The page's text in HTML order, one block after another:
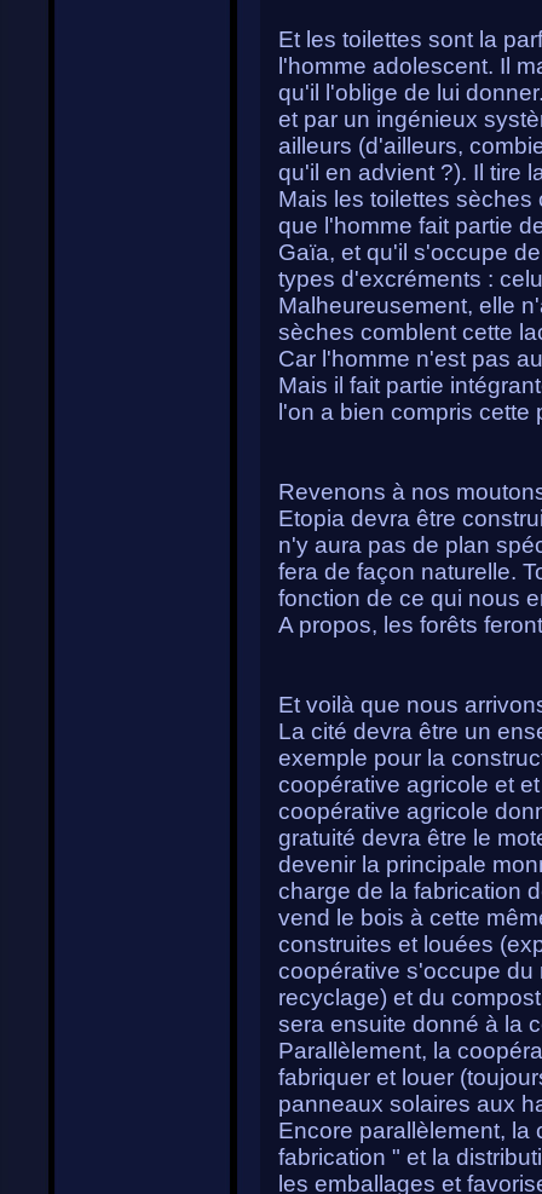
Et les toilettes sont la
l'homme adolescent. Il
qu'il l'oblige de lui
et par un ingénieux
ailleurs (d'ailleurs,
qu'il en advient ?). Il tire
Mais les toilettes
que l'homme fait partie
Gaïa, et qu'il s'occupe
types d'excréments :
Malheureusement, elle
sèches comblent cette
Car l'homme n'est pas
Mais il fait partie
l'on a bien compris
Revenons à nos
Etopia devra être
n'y aura pas de plan
fera de façon naturelle.
fonction de ce qui nous
A propos, les forêts
Et voilà que nous
La cité devra être un
exemple pour la
coopérative agricole et
coopérative agricole
gratuité devra être le
devenir la principale
charge de la fabrication
vend le bois à cette
construites et louées
coopérative s'occupe
recyclage) et du
sera ensuite donné à la
Parallèlement, la
fabriquer et louer
panneaux solaires aux
Encore parallèlement,
fabrication " et la
les emballages et